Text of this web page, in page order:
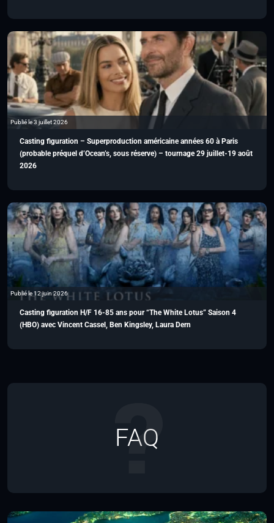
Publié le 3 juillet 2026
Casting figuration – Superproduction américaine années 60 à Paris
(probable préquel d’Ocean’s, sous réserve) – tournage 29 juillet-19 août
2026
Publié le 12 juin 2026
Casting figuration H/F 16-85 ans pour “The White Lotus” Saison 4
(HBO) avec Vincent Cassel, Ben Kingsley, Laura Dern
FAQ